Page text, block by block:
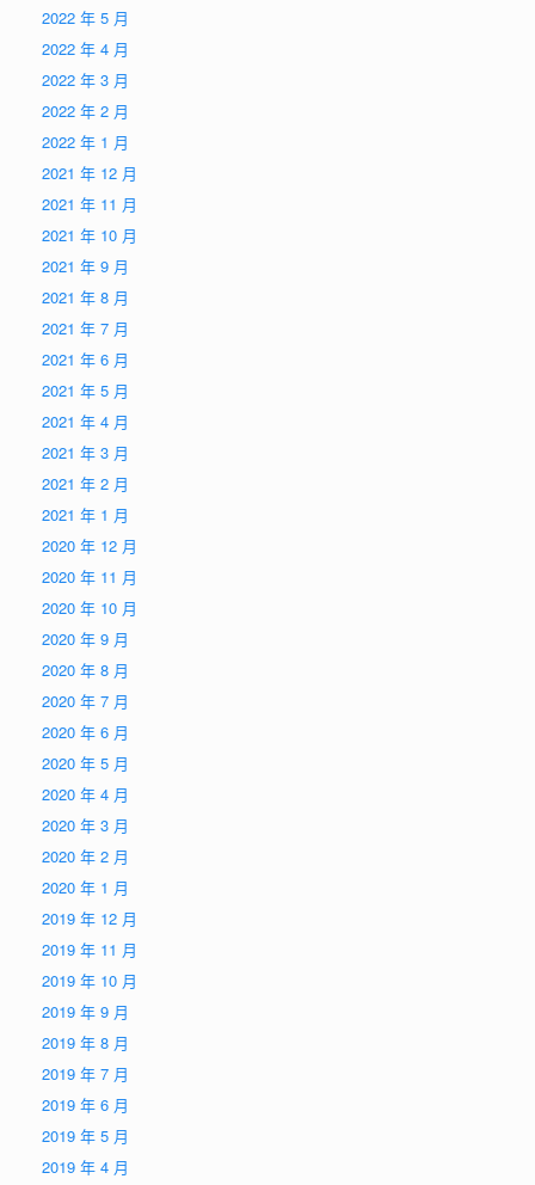
2022 年 5 月
2022 年 4 月
2022 年 3 月
2022 年 2 月
2022 年 1 月
2021 年 12 月
2021 年 11 月
2021 年 10 月
2021 年 9 月
2021 年 8 月
2021 年 7 月
2021 年 6 月
2021 年 5 月
2021 年 4 月
2021 年 3 月
2021 年 2 月
2021 年 1 月
2020 年 12 月
2020 年 11 月
2020 年 10 月
2020 年 9 月
2020 年 8 月
2020 年 7 月
2020 年 6 月
2020 年 5 月
2020 年 4 月
2020 年 3 月
2020 年 2 月
2020 年 1 月
2019 年 12 月
2019 年 11 月
2019 年 10 月
2019 年 9 月
2019 年 8 月
2019 年 7 月
2019 年 6 月
2019 年 5 月
2019 年 4 月